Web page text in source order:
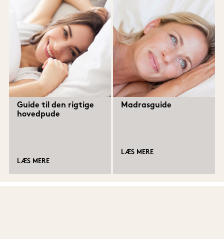
Guide til den rigtige
hovedpude
LÆS MERE
Madrasguide
LÆS MERE